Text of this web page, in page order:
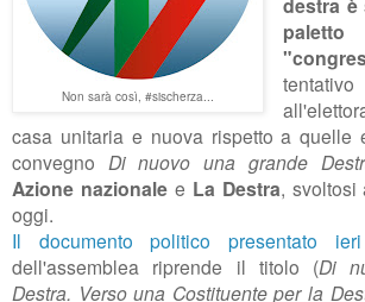
Non sarà così, #sischerza...
casa unitaria e nuova rispetto a quelle
convegno Di nuovo una grande
Azione nazionalee La Destra, svoltosi
oggi.
Il documento politico presentato
dell'assemblea riprende il titolo (Di
Destra. Verso una Costituente per la